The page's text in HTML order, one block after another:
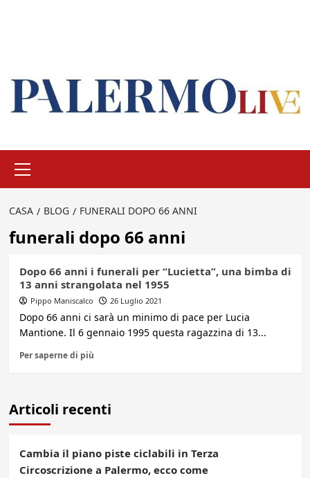
principale
CASA BLOG FUNERALI DOPO 66 ANNI
funerali dopo 66 anni
Dopo 66 anni i funerali per “Lucietta”, una bimba di
13 anni strangolata nel 1955
Pippo Maniscalco 26 Luglio 2021
Dopo 66 anni ci sarà un minimo di pace per Lucia
Mantione. Il 6 gennaio 1995 questa ragazzina di 13...
Per saperne di più
Articoli recenti
Cambia il piano piste ciclabili in Terza
Circoscrizione a Palermo, ecco come